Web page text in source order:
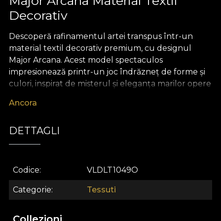
Decorativ
Descoperă rafinamentul artei transpus într-un
material textil decorativ premium, cu designul
Major Arcana. Acest model spectaculos
impresionează printr-un joc îndrăzneț de forme și
culori, inspirat de misterul și eleganța marilor opere
atenției în orice amenajare, oferind o alură
preferi accente subtile sau decoruri memorabile.
Fiecare detaliu a fost gândit pentru a redefini
Versatilitatea acestui material textil premium îl
recomandă pentru o multitudine de utilizări în
decorul casei. Ideal pentru draperii care filtrează
Ancora
DETTAGLI
Codice VLDLT1049O
Categorie Tessuti